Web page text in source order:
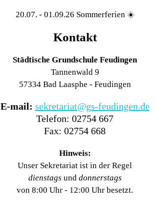
20.07. - 01.09.26 Sommerferien ☀️
Kontakt
Städtische Grundschule Feudingen
Tannenwald 9
57334 Bad Laasphe - Feudingen
E-mail: sekretariat@gs-feudingen.de
Telefon: 02754 667
Fax: 02754 668
Hinweis:
Unser Sekretariat ist in der Regel
dienstags und donnerstags
von 8:00 Uhr - 12:00 Uhr besetzt.